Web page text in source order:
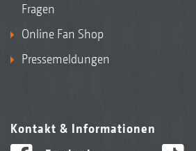
Fragen
Online Fan Shop
Pressemeldungen
Kontakt & Informationen